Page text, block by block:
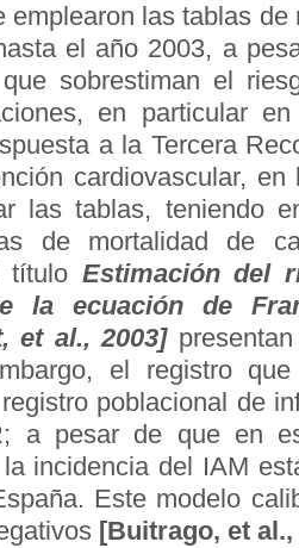
emplearon las tablas de
el año 2003, a
sobrestiman el
en particular
a la Tercera
cardiovascular,
las tablas, teniendo
de mortalidad de
título Estimación del
la ecuación de
et al., 2003]
el registro
poblacional de
a pesar de que en
incidencia del IAM
Este modelo
[Buitrago, et al.,